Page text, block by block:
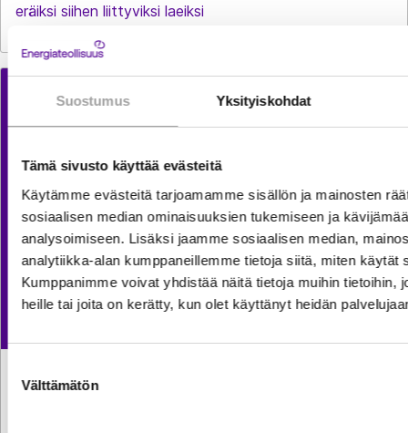
Suostumus Yksityiskohdat
Tämä sivusto käyttää evästeitä
Käytämme evästeitä tarjoamamme sisällön ja mainosten
sosiaalisen median ominaisuuksien tukemiseen ja
analysoimiseen. Lisäksi jaamme sosiaalisen median,
analytiikka-alan kumppaneillemme tietoja siitä, miten käytät
Kumppanimme voivat yhdistää näitä tietoja muihin tietoihin,
heille tai joita on kerätty, kun olet käyttänyt heidän
valinta
Välttämätön
eräiksi siihen liittyviksi laeiksi
Sähkön käyttö kasvoi kesäkuussa reilun prosentin